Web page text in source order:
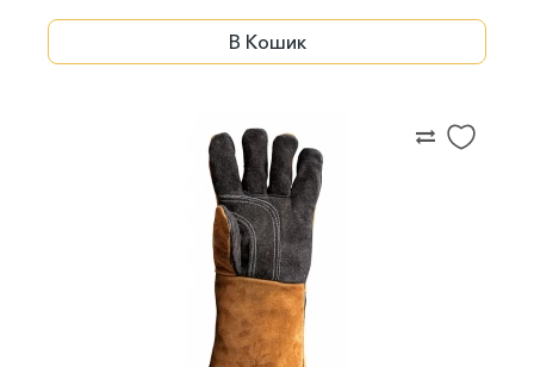
В Кошик